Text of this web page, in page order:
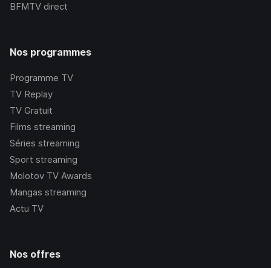
BFMTV direct
Nos programmes
Programme TV
TV Replay
TV Gratuit
Films streaming
Séries streaming
Sport streaming
Molotov TV Awards
Mangas streaming
Actu TV
Nos offres